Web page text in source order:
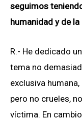
seguimos
humanidad y de
R.- He dedicado
tema no
exclusiva
pero no crueles,
víctima. En